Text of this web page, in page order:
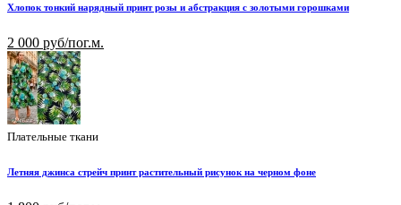
Хлопок тонкий нарядный принт розы и абстракция с золотыми горошками
2 000 руб/пог.м.
Плательные ткани
Летняя джинса стрейч принт растительный рисунок на черном фоне